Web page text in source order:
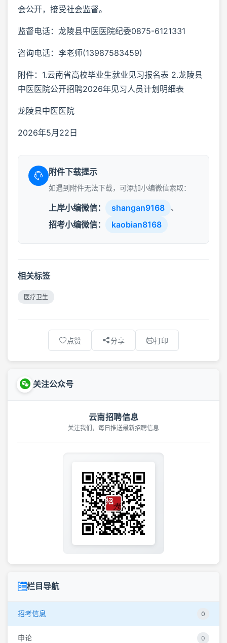
会公开，接受社会监督。
监督电话：龙陵县中医医院纪委0875-6121331
咨询电话：李老师(13987583459)
附件：1.云南省高校毕业生就业见习报名表 2.龙陵县
中医医院公开招聘2026年见习人员计划明细表
龙陵县中医医院
2026年5月22日
附件下载提示
如遇到附件无法下载，可添加小编微信索取：
上岸小编微信： shangan9168 、
招考小编微信： kaobian8168
相关标签
医疗卫生
点赞 分享 打印
关注公众号
云南招聘信息
关注我们，每日推送最新招聘信息
栏目导航
招考信息 0
申论 0